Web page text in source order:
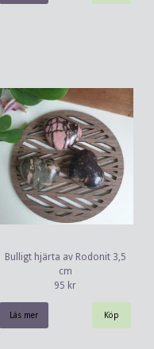
Bulligt hjärta av Rodonit 3,5
cm
95 kr
Läs mer